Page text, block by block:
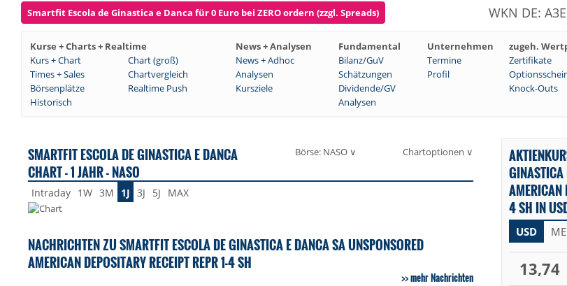
Smartfit Escola de Ginastica e Danca für 0 Euro bei ZERO ordern (zzgl. Spreads) WKN DE:
Kurse + Charts + Realtime News + Analysen Fundamental Unternehmen zugeh.
Kurs + Chart
Chart (groß) News + Adhoc Bilanz/GuV Termine Zertifikate
Times + Sales
Chartvergleich Analysen Schätzungen Profil
Börsenplätze
Realtime Push Kursziele Dividende/GV
Knock-Outs
Historisch
Analysen
SMARTFIT ESCOLA DE GINASTICA E DANCA
CHART - 1 JAHR - NASO
Börse: NASO ∨ Chartoptionen ∨
Intraday 1W 3M 1J 3J 5J MAX
NACHRICHTEN ZU SMARTFIT ESCOLA DE GINASTICA E DANCA SA UNSPONSORED
AMERICAN DEPOSITARY RECEIPT REPR 1-4 SH
mehr Nachrichten
GINASTICA
AMERICAN
4 SH IN
USD
13,74